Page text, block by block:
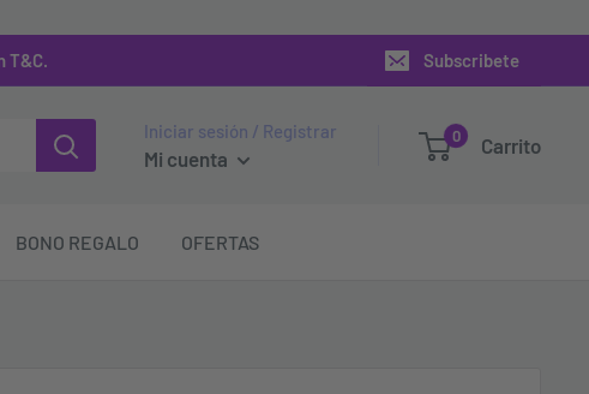
T&C. Subscribete
Iniciar sesión / Registrar
Mi cuenta
0 Carrito
BONO REGALO OFERTAS